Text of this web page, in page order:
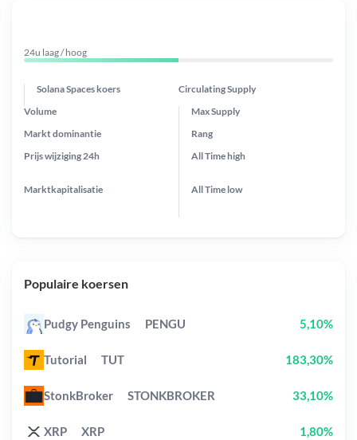
24u laag / hoog
Solana Spaces koers Circulating Supply
Prijs wijziging 24h
Max Supply
Markt dominantie
Marktkapitalisatie
Volume
Rang
All Timehigh
All Time low
Populaire koersen
Pudgy Penguins PENGU 5,10%
Tutorial TUT 183,30%
StonkBroker STONKBROKER 33,10%
XRP XRP 1,80%